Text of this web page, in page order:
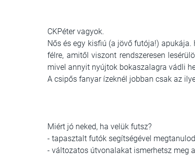
CKPétervagyok.
Nős és egy kisfiú (a jövő futója!)
félre, amitől viszont rendszeresen
mivel annyit nyújtok bokaszalagra vádli
A csipős fanyar ízeknél jobban csak az
Miért jó neked, ha velük futsz?
- tapasztalt futók segítségével
- változatos útvonalakat ismerhetsz meg